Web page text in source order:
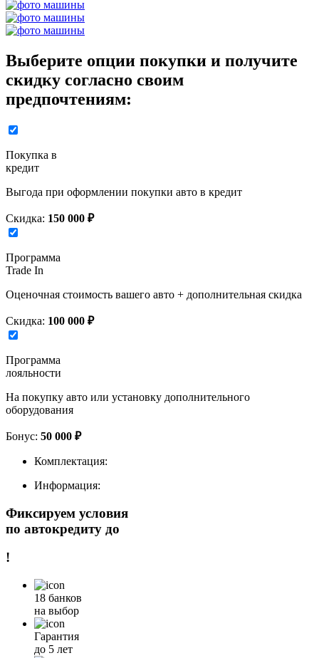
Выберите опции покупки и получите
скидку согласно своим
предпочтениям:
Покупка в
кредит
Выгода при оформлении покупки авто в кредит
Скидка: 150 000 ₽
Программа
Trade In
Оценочная стоимость вашего авто + дополнительная скидка
Скидка: 100 000 ₽
Программа
лояльности
На покупку авто или установку дополнительного
оборудования
Бонус: 50 000 ₽
Комплектация:
Информация:
Фиксируем условия
по автокредиту до
!
18 банков
на выбор
Гарантия
до 5 лет